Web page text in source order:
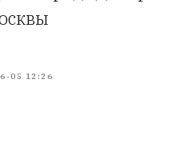
05 12:26